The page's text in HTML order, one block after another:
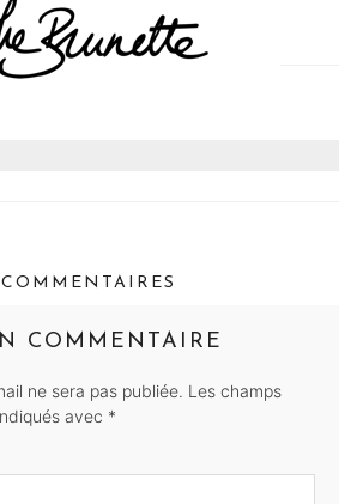
COMMENTAIRES
COMMENTAIRE
ne sera pas publiée. Les champs
avec *